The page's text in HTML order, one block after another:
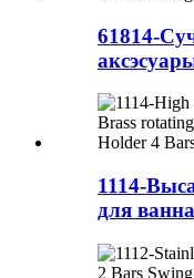
61814-
1114-
для